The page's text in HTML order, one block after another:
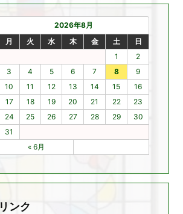
2026年8月
月
火 水 木 金 土
日
1
2
3
4 5 6 7 8
9
10
11 12 13 14 15
16
17
18 19 20 21 22
23
24
25 26 27 28 29
30
31
« 6月
リンク